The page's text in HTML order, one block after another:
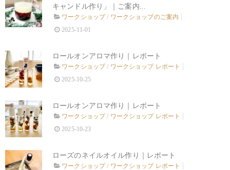
キャンドル作り」｜ご案内...
ワークショップ/ ワークショップのご案内
2025-11-01
ロールオンアロマ作り｜レポート
ワークショップ/ ワークショップ レポート
2025-10-25
ロールオンアロマ作り｜レポート
ワークショップ/ ワークショップ レポート
2025-10-23
ローズのネイルオイル作り｜レポート
ワークショップ/ ワークショップ レポート